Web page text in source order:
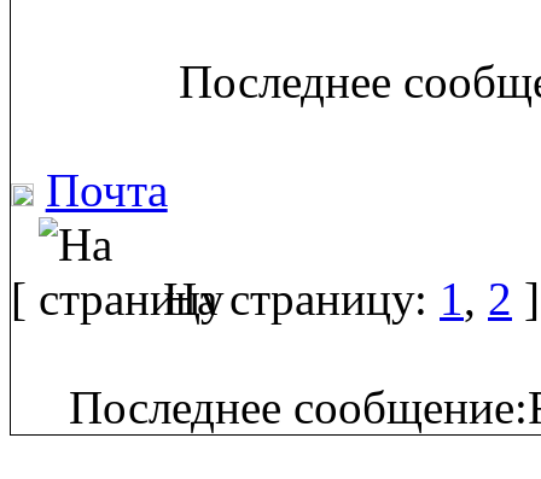
Последнее
Почта
[ На страницу: 1, 2 ]
Последнее